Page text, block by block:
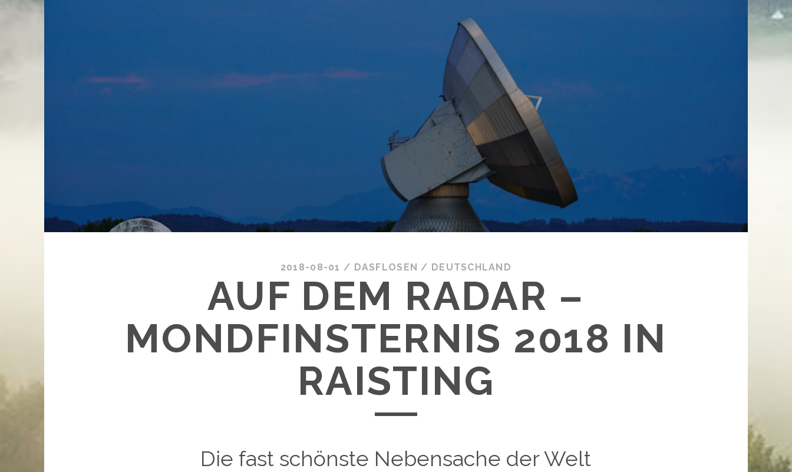
2018-08-01 / DASFLOSEN / DEUTSCHLAND
AUF DEM RADAR –
MONDFINSTERNIS 2018 IN
RAISTING
Die fast schönste Nebensache der Welt